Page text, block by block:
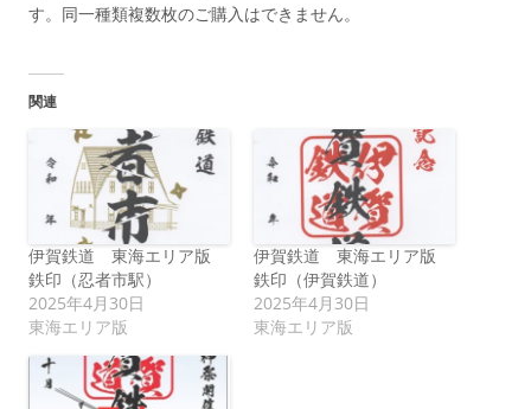
す。同一種類複数枚のご購入はできません。
関連
伊賀鉄道 東海エリア版
鉄印（忍者市駅）
2025年4月30日
東海エリア版
伊賀鉄道 東海エリア版
鉄印（伊賀鉄道）
2025年4月30日
東海エリア版